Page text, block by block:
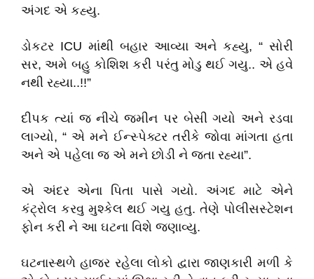
અંગદ એ કહ્યુ.
ડોકટર ICU માંથી બહાર આવ્યા અને કહ્યુ, “ સોરી
સર, અમે બહુ કોશિશ કરી પરંતુ મોડુ થઈ ગયુ.. એ હવે
નથી રહ્યા..!!”
દીપક ત્યાં જ નીચે જમીન પર બેસી ગયો અને રડવા
લાગ્યો, “ એ મને ઈન્સ્પેક્ટર તરીકે જોવા માંગતા હતા
અને એ પહેલા જ એ મને છોડી ને જતા રહ્યા”.
એ અંદર એના પિતા પાસે ગયો. અંગદ માટે એને
કંટ્રોલ કરવુ મુશ્કેલ થઈ ગયુ હતુ. તેણે પોલીસસ્ટેશન
ફોન કરી ને આ ઘટના વિશે જણાવ્યુ.
ઘટનાસ્થળે હાજર રહેલા લોકો દ્વારા જાણકારી મળી કે